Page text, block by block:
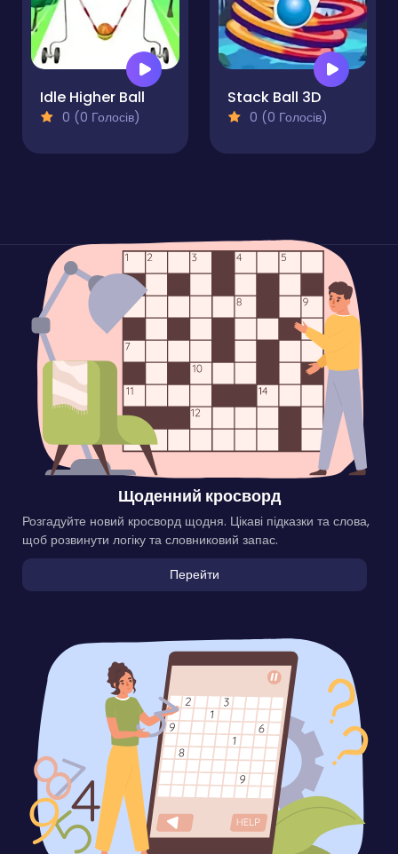
Idle Higher Ball
0 (0 Голосів)
Stack Ball 3D
0 (0 Голосів)
Щоденний кросворд
Розгадуйте новий кросворд щодня. Цікаві підказки та слова,
щоб розвинути логіку та словниковий запас.
Перейти